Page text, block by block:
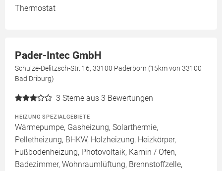
Thermostat
Pader-Intec GmbH
Schulze-Delitzsch-Str. 16, 33100 Paderborn (15km von 33100
Bad Driburg)
3 Sterne aus 3 Bewertungen
HEIZUNG SPEZIALGEBIETE
Wärmepumpe, Gasheizung, Solarthermie,
Pelletheizung, BHKW, Holzheizung, Heizkörper,
Fußbodenheizung, Photovoltaik, Kamin / Ofen,
Badezimmer, Wohnraumlüftung, Brennstoffzelle,